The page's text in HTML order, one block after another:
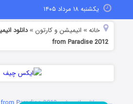
یکشنبه ۱۸ مرداد ۱۴۰۵
خانه » انیمیشن و کارتون »
from Paradise 2012